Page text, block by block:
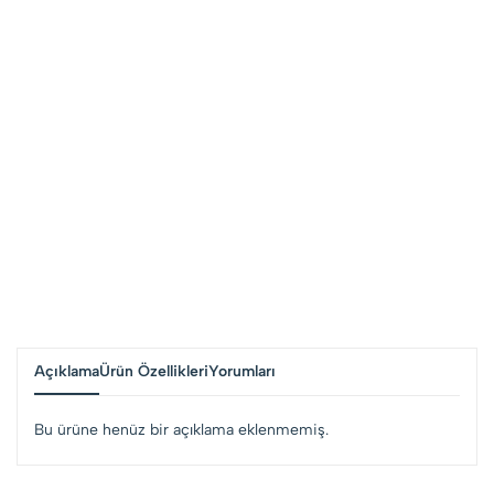
AçıklamaÜrün ÖzellikleriYorumları
Bu ürüne henüz bir açıklama eklenmemiş.